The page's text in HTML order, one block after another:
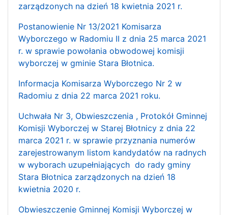
zarządzonych na dzień 18 kwietnia 2021 r.
Postanowienie Nr 13/2021 Komisarza
Wyborczego w Radomiu II z dnia 25 marca 2021
r. w sprawie powołania obwodowej komisji
wyborczej w gminie Stara Błotnica.
Informacja Komisarza Wyborczego Nr 2 w
Radomiu z dnia 22 marca 2021 roku.
Uchwała Nr 3, Obwieszczenia , Protokół Gminnej
Komisji Wyborczej w Starej Błotnicy z dnia 22
marca 2021 r. w sprawie przyznania numerów
zarejestrowanym listom kandydatów na radnych
w wyborach uzupełniających do rady gminy
Stara Błotnica zarządzonych na dzień 18
kwietnia 2020 r.
Obwieszczenie Gminnej Komisji Wyborczej w